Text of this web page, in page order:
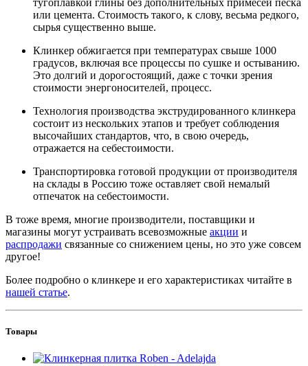
или цемента. Стоимость такого, к слову, весьма редкого,
сырья существенно выше.
Клинкер обжигается при температурах свыше 1000
градусов, включая все процессы по сушке и остыванию.
Это долгий и дорогостоящий, даже с точки зрения
стоимости энергоносителей, процесс.
Технология производства экструдированного клинкера
состоит из нескольких этапов и требует соблюдения
высочайших стандартов, что, в свою очередь,
отражается на себестоимости.
Транспортировка готовой продукции от производителя
на склады в Россию тоже оставляет свой немалый
отпечаток на себестоимости.
В тоже время, многие производители, поставщики и
магазины могут устраивать всевозможные акции и
распродажи связанные со снижением цены, но это уже совсем
другое!
Более подробно о клинкере и его характеристиках читайте в
нашей статье.
Товары